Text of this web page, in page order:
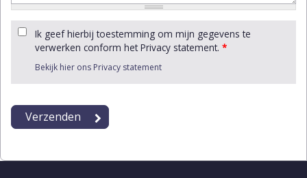
Ik geef hierbij toestemming om mijn gegevens te
verwerken conform het Privacy statement. *
Bekijk hier ons Privacy statement